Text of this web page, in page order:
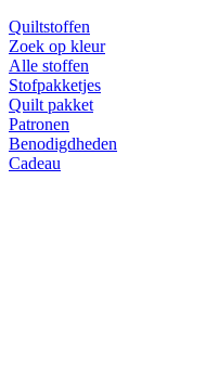
Quiltstoffen
Zoek op kleur
Alle stoffen
Stofpakketjes
Quilt pakket
Patronen
Benodigdheden
Cadeau